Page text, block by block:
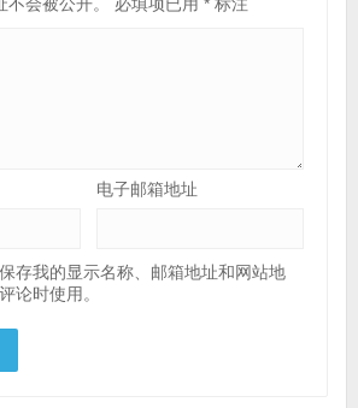
电子邮箱地址
存我的显示名称、邮箱地址和网站地
论时使用。